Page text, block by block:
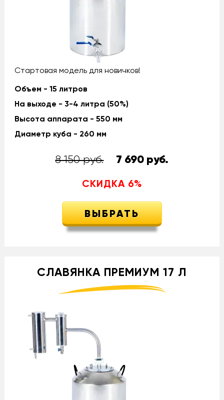
Стартовая модель для новичков!
Объем - 15 литров
На выходе - 3-4 литра (50%)
Высота аппарата - 550 мм
Диаметр куба - 260 мм
8 150 руб. 7 690 руб.
СКИДКА 6%
ВЫБРАТЬ
СЛАВЯНКА ПРЕМИУМ 17 Л